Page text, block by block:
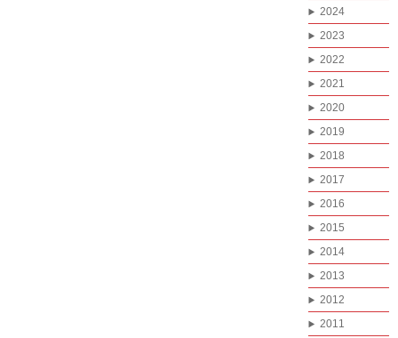
2024
2023
2022
2021
2020
2019
2018
2017
2016
2015
2014
2013
2012
2011